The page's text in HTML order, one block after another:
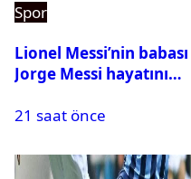
Spor
Lionel Messi’nin babası
Jorge Messi hayatını
21 saat önce